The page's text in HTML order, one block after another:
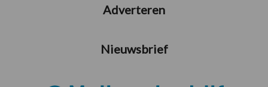
Adverteren
Nieuwsbrief